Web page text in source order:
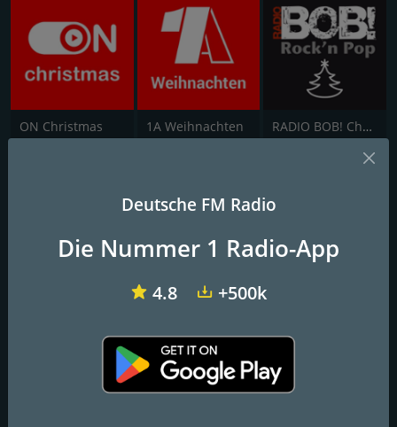
ON Christmas 1A Weihnachten RADIO BOB! Christmas Rock
Christmas
: Online
Kontakte
http://hitradio-buxtehude.de/
Deutsche FM Radio
Die Nummer 1 Radio-App
4.8 +500k